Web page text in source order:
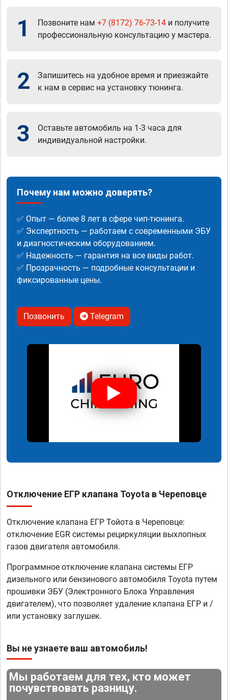
1 Позвоните нам +7 (8172) 76-73-14 и получите
профессиональную консультацию у мастера.
2
Запишитесь на удобное время и приезжайте
к нам в сервис на установку тюнинга.
3
Оставьте автомобиль на 1-3 часа для
индивидуальной настройки.
Почему нам можно доверять?
✅ Опыт — более 8 лет в сфере чип-тюнинга.
✅ Экспертность — работаем с современными ЭБУ
и диагностическим оборудованием.
✅ Надежность — гарантия на все виды работ.
✅ Прозрачность — подробные консультации и
фиксированные цены.
Позвонить Telegram
Отключение ЕГР клапана Toyota в Череповце
Отключение клапана ЕГР Тойота в Череповце:
отключение EGR системы рециркуляции выхлопных
газов двигателя автомобиля.
Программное отключение клапана системы ЕГР
дизельного или бензинового автомобиля Toyota путем
прошивки ЭБУ (Электронного Блока Управления
двигателем), что позволяет удаление клапана ЕГР и /
или установку заглушек.
Вы не узнаете ваш автомобиль!
Мы работаем для тех, кто может
почувствовать разницу.